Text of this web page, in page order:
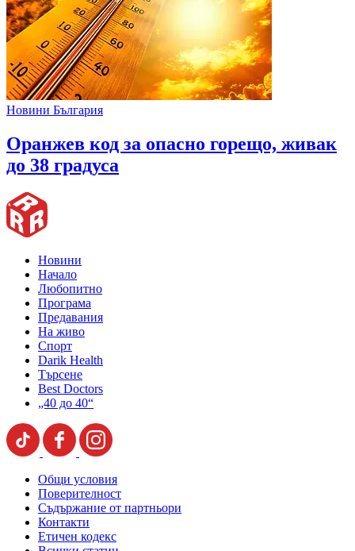
Новини България
Оранжев код за опасно горещо, живак
до 38 градуса
Новини
Начало
Любопитно
Програма
Предавания
На живо
Спорт
Darik Health
Търсене
Best Doctors
„40 до 40“
Общи условия
Поверителност
Съдържание от партньори
Контакти
Етичен кодекс